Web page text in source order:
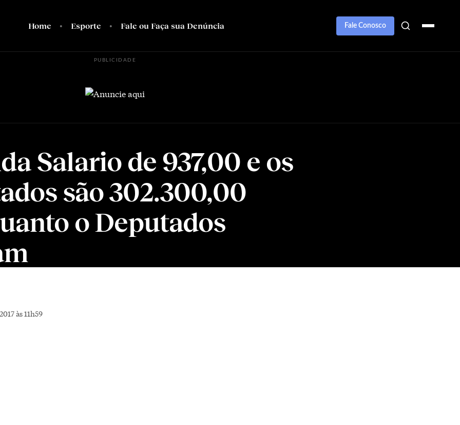
Home Esporte Fale ou Faça sua Denúncia Fale Conosco
PUBLICIDADE
Salario de 937,00 e os
são 302.300,00
o Deputados
às 11h59